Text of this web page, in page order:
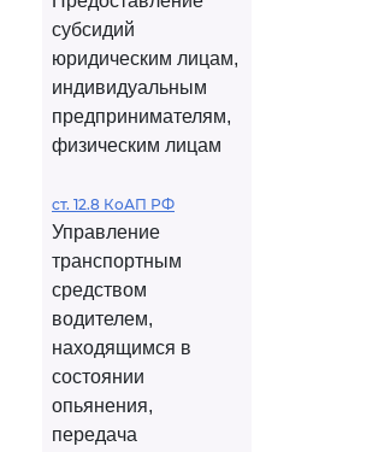
субсидий
юридическим лицам,
индивидуальным
предпринимателям,
физическим лицам
ст. 12.8 КоАП РФ
Управление
транспортным
средством
водителем,
находящимся в
состоянии
опьянения,
передача